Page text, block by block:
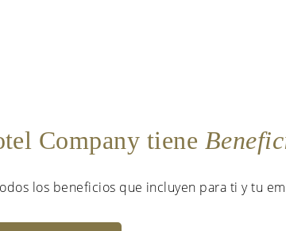
Company tiene
los beneficios que incluyen para ti y tu